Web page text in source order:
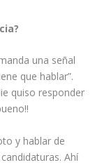
una señal
que hablar”.
quiso responder
y hablar de
Ahí